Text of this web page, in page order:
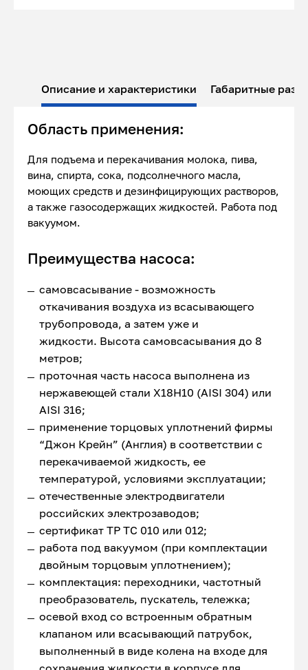
Описание и характеристики Габаритные
Область применения:
Для подъема и перекачивания молока, пива,
вина, спирта, сока, подсолнечного масла,
моющих средств и дезинфицирующих растворов,
а также газосодержащих жидкостей. Работа под
вакуумом.
Преимущества насоса:
самовсасывание - возможность
откачивания воздуха из всасывающего
трубопровода, а затем уже и
жидкости. Высота самовсасывания до 8
метров;
проточная часть насоса выполнена из
нержавеющей стали Х18Н10 (AISI 304) или
AISI 316;
применение торцовых уплотнений фирмы
“Джон Крейн” (Англия) в соответствии с
перекачиваемой жидкость, ее
температурой, условиями эксплуатации;
отечественные электродвигатели
российских электрозаводов;
сертификат ТР ТС 010 или 012;
работа под вакуумом (при комплектации
двойным торцовым уплотнением);
комплектация: переходники, частотный
преобразователь, пускатель, тележка;
осевой вход со встроенным обратным
клапаном или всасывающий патрубок,
выполненный в виде колена на входе для